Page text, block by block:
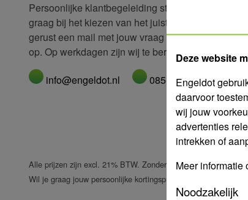
Persoonlijke klantbegeleiding staat bij ons voorop.
graag bij het kiezen van het juiste product voor
gerust een mail met jouw vraag of neem
op. Op werkdagen zijn wij te bereiken tussen 08:00
info@engeldot.nl
085-487 46 04
Alle prijzen zijn excl. 21% BTW. Zonder inloggen zijn onze
Wil je graag jouw persoonlijke kortingsprijzen zien?
Deze website
Engeldot
daarvoor
wij jouw
advertenties
intrekken of
Meer informatie
Noodzakelijk